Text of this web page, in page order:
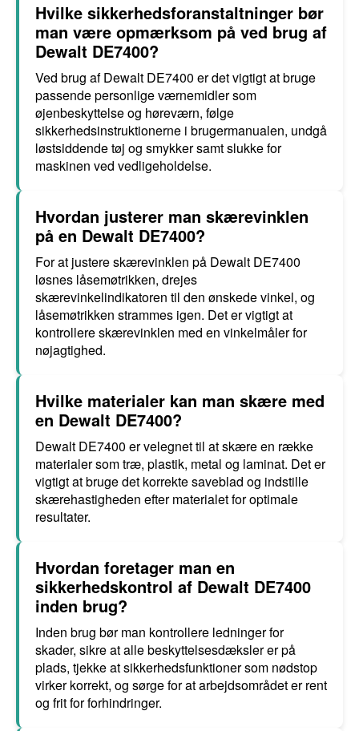
Hvilke sikkerhedsforanstaltninger bør
man være opmærksom på ved brug af
Dewalt DE7400?
Ved brug af Dewalt DE7400 er det vigtigt at bruge
passende personlige værnemidler som
øjenbeskyttelse og høreværn, følge
sikkerhedsinstruktionerne i brugermanualen, undgå
løstsiddende tøj og smykker samt slukke for
maskinen ved vedligeholdelse.
Hvordan justerer man skærevinklen
på en Dewalt DE7400?
For at justere skærevinklen på Dewalt DE7400
løsnes låsemøtrikken, drejes
skærevinkelindikatoren til den ønskede vinkel, og
låsemøtrikken strammes igen. Det er vigtigt at
kontrollere skærevinklen med en vinkelmåler for
nøjagtighed.
Hvilke materialer kan man skære med
en Dewalt DE7400?
Dewalt DE7400 er velegnet til at skære en række
materialer som træ, plastik, metal og laminat. Det er
vigtigt at bruge det korrekte saveblad og indstille
skærehastigheden efter materialet for optimale
resultater.
Hvordan foretager man en
sikkerhedskontrol af Dewalt DE7400
inden brug?
Inden brug bør man kontrollere ledninger for
skader, sikre at alle beskyttelsesdæksler er på
plads, tjekke at sikkerhedsfunktioner som nødstop
virker korrekt, og sørge for at arbejdsområdet er rent
og frit for forhindringer.